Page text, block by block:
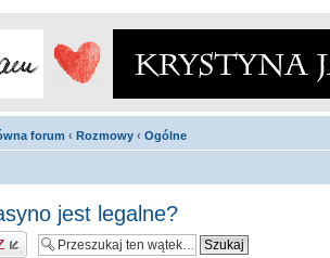
forum ‹ Rozmowy ‹ Ogólne
jest legalne?